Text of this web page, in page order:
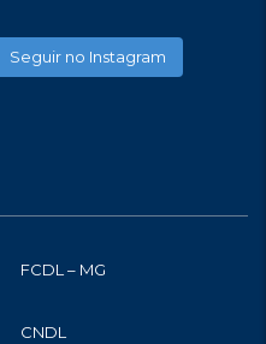
Seguir no Instagram
FCDL – MG
CNDL